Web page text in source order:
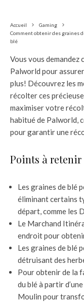
Accueil
Gaming
Comment obtenir des graines
blé
Vous vous demandez
Palworld pour
plus! Découvrez les
récolter ces
maximiser votre
habitué de Palworld,
pour garantir une
Points à retenir
Les graines de blé
éliminant certains
départ, comme les
Le Marchand
endroit pour
Les graines de blé
détruisant des
Pour obtenir de la
du blé à partir
Moulin pour